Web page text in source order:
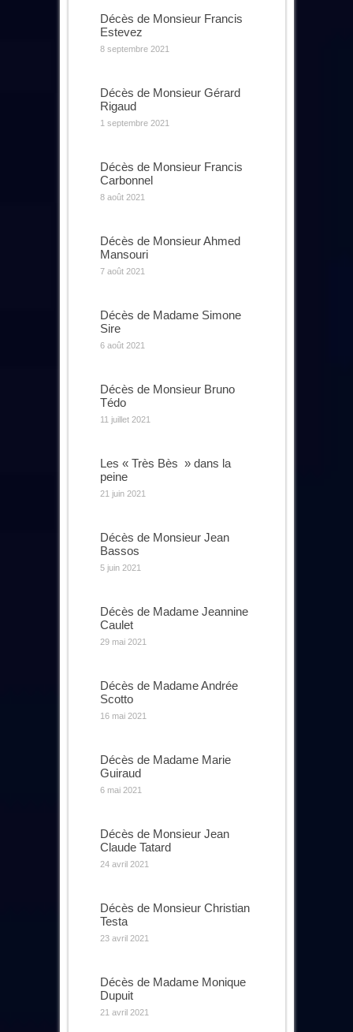
Décès de Monsieur Francis
Estevez
8 septembre 2021
Décès de Monsieur Gérard
Rigaud
1 septembre 2021
Décès de Monsieur Francis
Carbonnel
8 août 2021
Décès de Monsieur Ahmed
Mansouri
7 août 2021
Décès de Madame Simone
Sire
6 août 2021
Décès de Monsieur Bruno
Tédo
11 juillet 2021
Les « Très Bès » dans la
peine
21 juin 2021
Décès de Monsieur Jean
Bassos
5 juin 2021
Décès de Madame Jeannine
Caulet
29 mai 2021
Décès de Madame Andrée
Scotto
16 mai 2021
Décès de Madame Marie
Guiraud
6 mai 2021
Décès de Monsieur Jean
Claude Tatard
24 avril 2021
Décès de Monsieur Christian
Testa
23 avril 2021
Décès de Madame Monique
Dupuit
21 avril 2021